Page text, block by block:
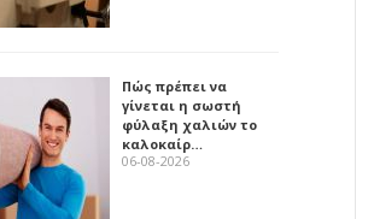
Πώς πρέπει να
γίνεται η σωστή
φύλαξη χαλιών το
καλοκαίρ…
06-08-2026